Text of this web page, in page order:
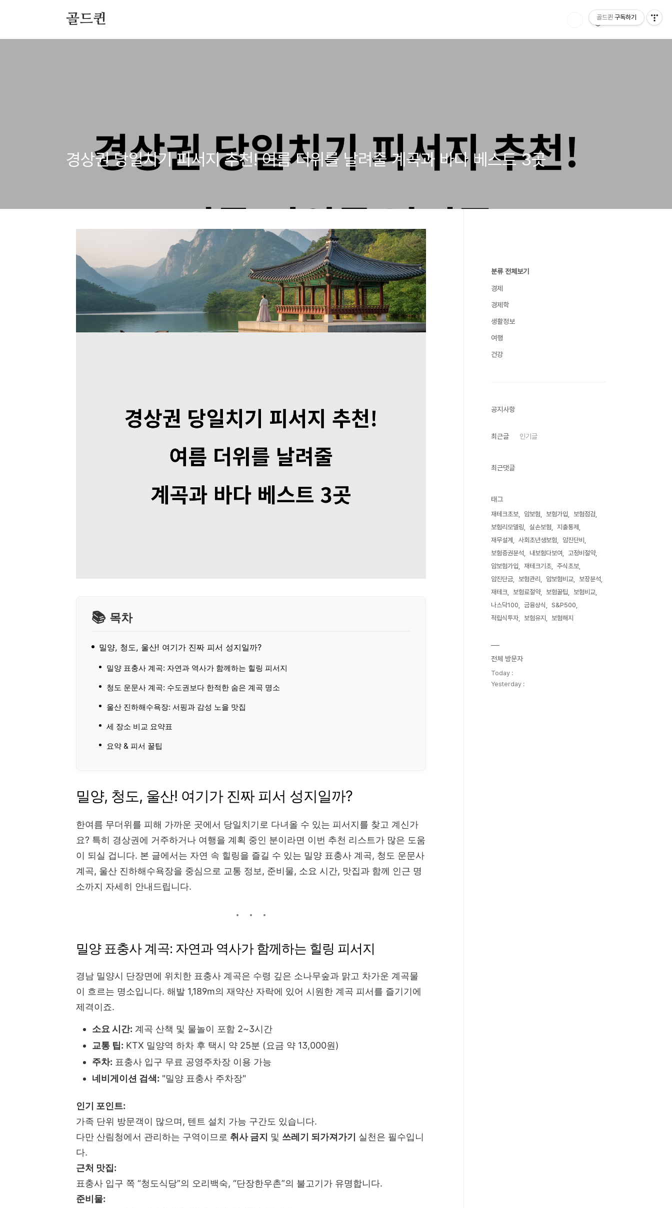
골드퀸
경상권 당일치기 피서지 추천! 여름 더위를 날려줄 계곡과 바다 베스트 3곳
목차
밀양, 청도, 울산! 여기가 진짜 피서 성지일까?
밀양 표충사 계곡: 자연과 역사가 함께하는 힐링 피서지
청도 운문사 계곡: 수도권보다 한적한 숨은 계곡 명소
울산 진하해수욕장: 서핑과 감성 노을 맛집
세 장소 비교 요약표
요약 & 피서 꿀팁
밀양, 청도, 울산! 여기가 진짜 피서 성지일까?
한여름 무더위를 피해 가까운 곳에서 당일치기로 다녀올 수 있는 피서지를 찾고 계신가
요? 특히 경상권에 거주하거나 여행을 계획 중인 분이라면 이번 추천 리스트가 많은 도움
이 되실 겁니다. 본 글에서는 자연 속 힐링을 즐길 수 있는 밀양 표충사 계곡, 청도 운문사
계곡, 울산 진하해수욕장을 중심으로 교통 정보, 준비물, 소요 시간, 맛집과 함께 인근 명
소까지 자세히 안내드립니다.
밀양 표충사 계곡: 자연과 역사가 함께하는 힐링 피서지
경남 밀양시 단장면에 위치한 표충사 계곡은 수령 깊은 소나무숲과 맑고 차가운 계곡물
이 흐르는 명소입니다. 해발 1,189m의 재약산 자락에 있어 시원한 계곡 피서를 즐기기에
제격이죠.
소요 시간: 계곡 산책 및 물놀이 포함 2~3시간
교통 팁: KTX 밀양역 하차 후 택시 약 25분 (요금 약 13,000원)
주차: 표충사 입구 무료 공영주차장 이용 가능
네비게이션 검색: "밀양 표충사 주차장"
인기 포인트:
가족 단위 방문객이 많으며, 텐트 설치 가능 구간도 있습니다.
다만 산림청에서 관리하는 구역이므로 취사 금지 및 쓰레기 되가져가기
실천은 필수입니
다.
근처 맛집:
표충사 입구 쪽 “청도식당”의 오리백숙, “단장한우촌”의 불고기가 유명합니다.
준비물:
분류 전체보기
경제
경제학
생활정보
여행
건강
공지사항
최근글 인기글
최근댓글
태그
재테크초보 암보험 보험가입
보험점검
보험리모델링
실손보험
지출통제
재무설계
사회초년생보험
암진단비
보험증권분석
내보험다보여
고정비절약
암보험가입
재테크기초
주식초보
암진단금
보험관리 암보험비교
보장분석
재테크
보험료절약 보험꿀팁
보험비교
나스닥100
금융상식
S&P500
적립식투자
보험유지 보험해지
전체 방문자
Today :
Yesterday :
골드퀸 구독하기